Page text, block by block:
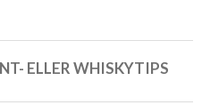
ELLER WHISKYTIPS